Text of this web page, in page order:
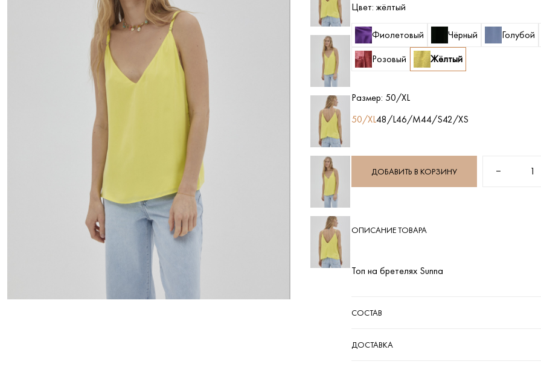
Цвет: жёлтый
Фиолетовый Чёрный
Голубой
Розовый
Жёлтый
Размер: 50/XL
50/XL48/L46/M44/S42/XS
ДОБАВИТЬ В КОРЗИНУ − 1
ОПИСАНИЕ ТОВАРА
Топ на бретелях Sunna
СОСТАВ
ДОСТАВКА